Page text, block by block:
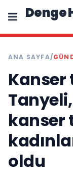
Denge
ANA SAYFA/
Kanser
kanser
oldu